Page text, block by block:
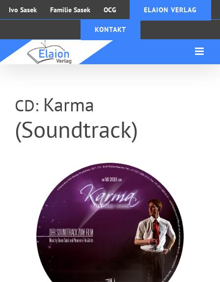
Zum
Inhalt
Ivo Sasek Familie Sasek OCG ELAION VERLAG
KONTAKT
CD: Karma
(Soundtrack)